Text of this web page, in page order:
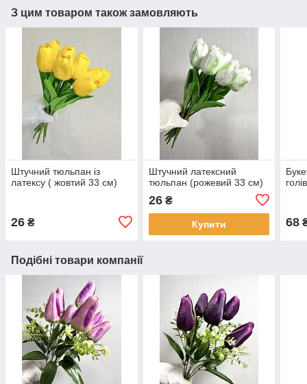
З цим товаром також замовляють
Штучний тюльпан із
латексу ( жовтий 33 см)
26 ₴
Штучний латексний
тюльпан (рожевий 33 см)
26₴
Купити 68
Подібні товари компанії